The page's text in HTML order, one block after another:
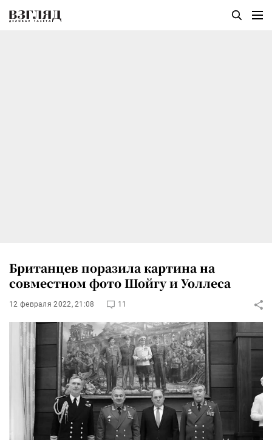
Британцев поразила картина на
совместном фото Шойгу и Уоллеса
12 февраля 2022, 21:08 11